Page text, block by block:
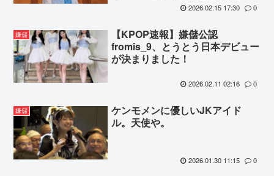
2026.02.15 17:30 0
嫌儲
【KPOP速報】嫌儲公認
fromis_9、とうとう日本デビュー
が決まりました！
2026.02.11 02:16 0
嫌儲
ケンモメンに優しいJKアイド
ル。天使や。
2026.01.30 11:15 0